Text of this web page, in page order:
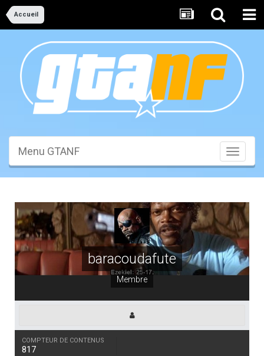
Accueil
Toggle
Menu GTANF
baracoudafute
Membre
COMPTEUR DE CONTENUS
817